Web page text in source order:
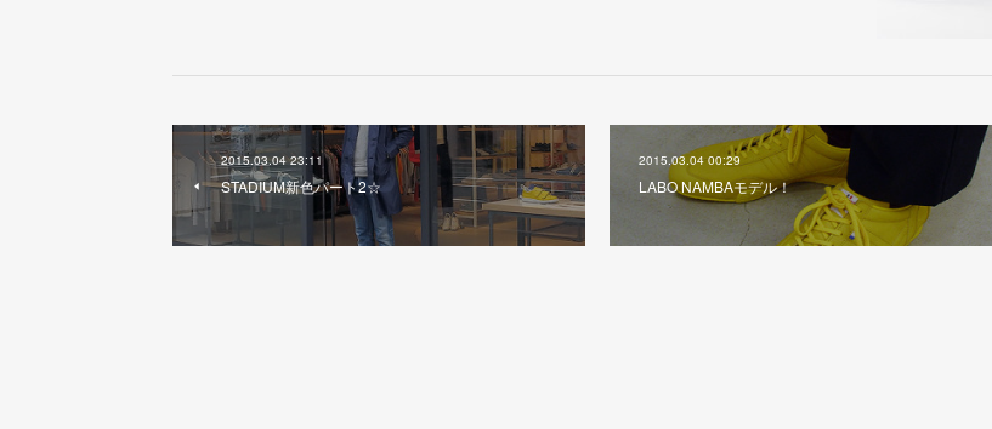
2015.03.04 23:11
STADIUM新色パート2☆
2015.03.04 00:29
LABO NAMBAモデル！